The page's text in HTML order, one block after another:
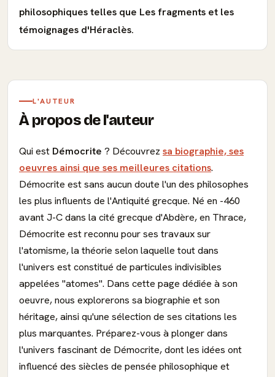
philosophiques telles que Les fragments et les
témoignages d'Héraclès.
L'AUTEUR
À propos de l'auteur
Qui est Démocrite ? Découvrez sa biographie, ses
oeuvres ainsi que ses meilleures citations.
Démocrite est sans aucun doute l'un des philosophes
les plus influents de l'Antiquité grecque. Né en -460
avant J-C dans la cité grecque d'Abdère, en Thrace,
Démocrite est reconnu pour ses travaux sur
l'atomisme, la théorie selon laquelle tout dans
l'univers est constitué de particules indivisibles
appelées "atomes". Dans cette page dédiée à son
oeuvre, nous explorerons sa biographie et son
héritage, ainsi qu'une sélection de ses citations les
plus marquantes. Préparez-vous à plonger dans
l'univers fascinant de Démocrite, dont les idées ont
influencé des siècles de pensée philosophique et